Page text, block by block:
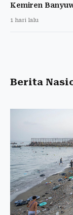
Kemiren
1 hari lalu
Berita